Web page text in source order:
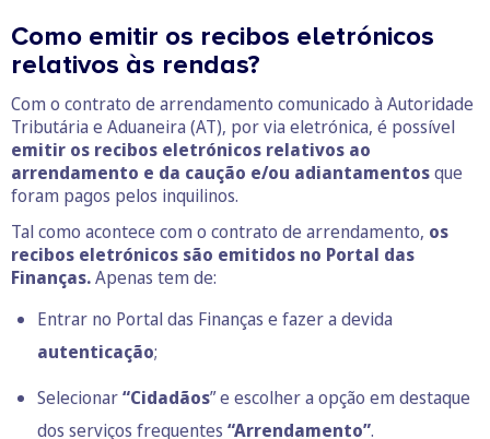
Como emitir os recibos eletrónicos
relativos às rendas?
Com o contrato de arrendamento comunicado à Autoridade
Tributária e Aduaneira (AT), por via eletrónica, é possível
emitir os recibos eletrónicos relativos ao
arrendamento e da caução e/ou adiantamentosque
foram pagos pelos inquilinos.
Tal como acontece com o contrato de arrendamento, os
recibos eletrónicos são emitidos no Portal das
Finanças.Apenas tem de:
Entrar no Portal das Finanças e fazer a devida
autenticação;
Selecionar“Cidadãos” e escolher a opção em destaque
dos serviços frequentes “Arrendamento”.